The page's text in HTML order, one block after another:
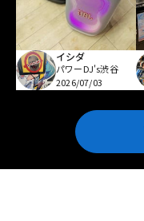
イシダ
パワーDJ's渋谷
2026/07/03